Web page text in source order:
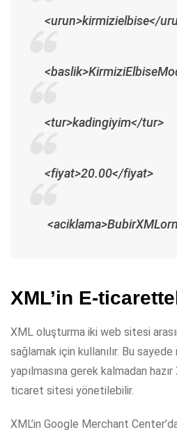
<urun>kirmizielbise</
<tur>kadingiyim</tur>
<fiyat>20.00</fiyat>
XML’in E-
XML oluşturma iki web sitesi
sağlamak için kullanılır. Bu
yapılmasına gerek kalmadan
ticaret sitesi yönetilebilir.
XML’in Google Merchant